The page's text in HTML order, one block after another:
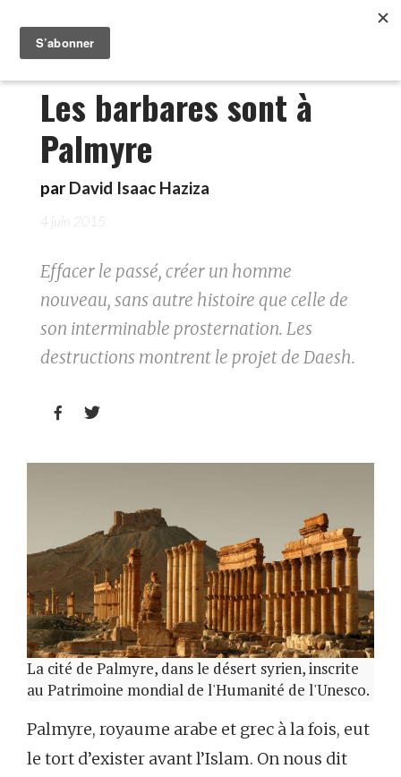
Les barbares sont à
Palmyre
par David Isaac Haziza
4 juin 2015
Effacer le passé, créer un homme
nouveau, sans autre histoire que celle de
son interminable prosternation. Les
destructions montrent le projet de Daesh.
 
La cité de Palmyre, dans le désert syrien, inscrite
au Patrimoine mondial de l'Humanité de l'Unesco.
Palmyre, royaume arabe et grec à la fois, eut
le tort d’exister avant l’Islam. On nous dit